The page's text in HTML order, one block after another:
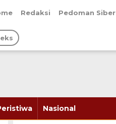
Redaksi Pedoman Siber
Nasional